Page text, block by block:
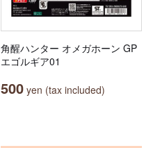
角醒ハンター オメガホーン GP
エゴルギア01
500 yen (tax included)